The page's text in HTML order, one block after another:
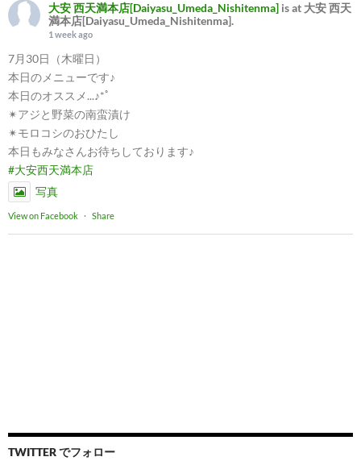
大安 西天満本店[Daiyasu_Umeda_Nishitenma] is at 大安 西天
満本店[Daiyasu_Umeda_Nishitenma].
1 week ago
7月30日（木曜日）
本日のメニューです♪
本日のオススメ...♪*ﾟ
✴︎アジと野菜の南蛮漬け
✴︎モロコシのおひたし
本日もみなさんお待ちしております♪
#大安西天満本店
写真
View on Facebook · Share
TWITTER でフォロー